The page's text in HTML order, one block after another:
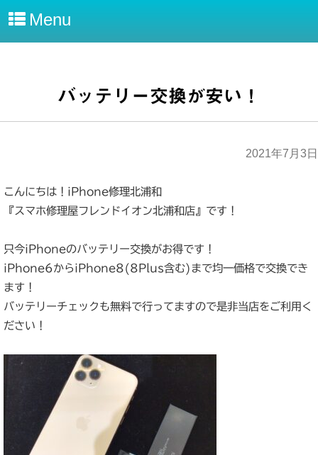
Menu
バッテリー交換が安い！
2021年7月3日
こんにちは！iPhone修理北浦和
『スマホ修理屋フレンドイオン北浦和店』です！
‪只今iPhoneのバッテリー交換がお得です！‬
‪iPhone6からiPhone8(8Plus含む)まで均一価格で交換でき
ます！‬
‪バッテリーチェックも無料で行ってますので是非当店をご利用く
ださい！‬